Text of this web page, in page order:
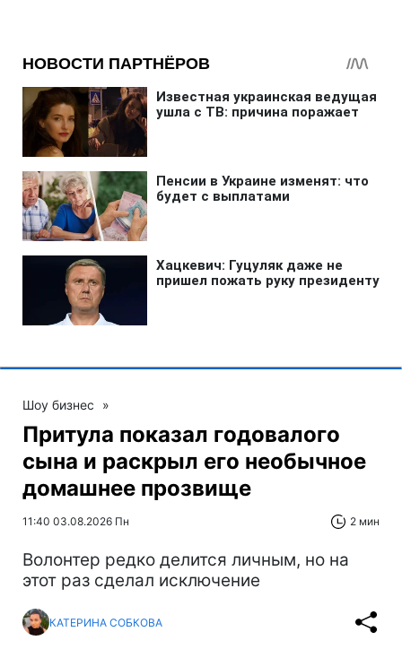
Шоу бизнес »
Притула показал годовалого
сына и раскрыл его необычное
домашнее прозвище
11:40 03.08.2026 Пн 2 мин
Волонтер редко делится личным, но на
этот раз сделал исключение
КАТЕРИНА СОБКОВА